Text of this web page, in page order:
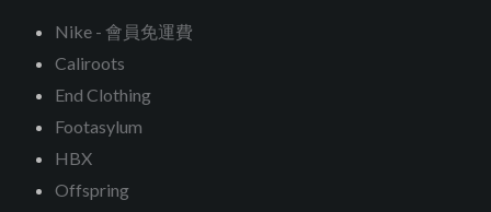
Nike - 會員免運費
Caliroots
End Clothing
Footasylum
HBX
Offspring